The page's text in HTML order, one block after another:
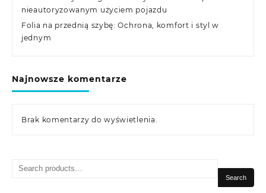
nieautoryzowanym użyciem pojazdu
Folia na przednią szybę: Ochrona, komfort i styl w
jednym
Najnowsze komentarze
Brak komentarzy do wyświetlenia.
Search
Search